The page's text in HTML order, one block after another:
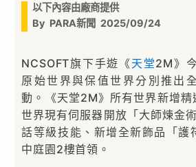
以下內容由廠商提供
By PARA新聞 2025/09/24
NCSOFT旗下手遊《天堂2M》
原始世界與保值世界分別推出
動。《天堂2M》所有世界新增精
世界現有伺服器開放「大師煉金
話等級技能、新增全新飾品「護
中庭園2樓首領。